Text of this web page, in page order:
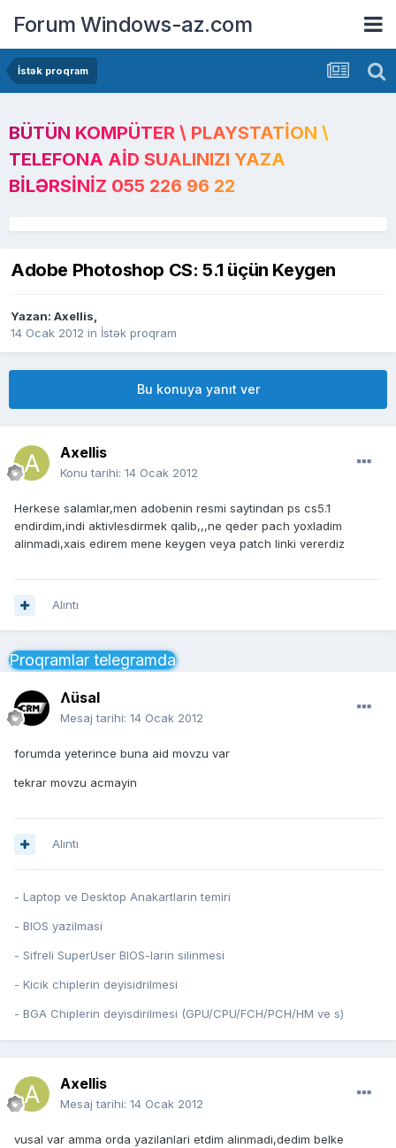
Forum Windows-az.com
İstək proqram
BÜTÜN KOMPÜTER \ PLAYSTATION \
TELEFONA AID SUALINIZI YAZA
BILƏRSINIZ 055 226 96 22
Adobe Photoshop CS: 5.1 üçün Keygen
Yazan: Axellis,
14 Ocak 2012 in İstək proqram
Bu konuya yanıt ver
Axellis
Konu tarihi: 14 Ocak 2012
Herkese salamlar,men adobenin resmi saytindan ps cs5.1
endirdim,indi aktivlesdirmek qalib,,,ne qeder pach yoxladim
alinmadi,xais edirem mene keygen veya patch linki vererdiz
Alıntı
Proqramlar telegramda
Ʌüsal
Mesaj tarihi: 14 Ocak 2012
forumda yeterince buna aid movzu var
tekrar movzu acmayin
Alıntı
- Laptop ve Desktop Anakartlarin temiri
- BIOS yazilmasi
- Sifreli SuperUser BIOS-larin silinmesi
- Kicik chiplerin deyisidrilmesi
- BGA Chiplerin deyisdirilmesi (GPU/CPU/FCH/PCH/HM ve s)
Axellis
Mesaj tarihi: 14 Ocak 2012
vusal var amma orda yazilanlari etdim alinmadi,dedim belke